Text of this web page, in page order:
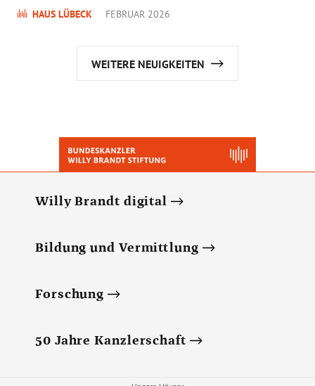
HAUS LÜBECK FEBRUAR 2026
WEITERE NEUIGKEITEN
Willy Brandt digital
Bildung und Vermittlung
Forschung
50 Jahre Kanzlerschaft